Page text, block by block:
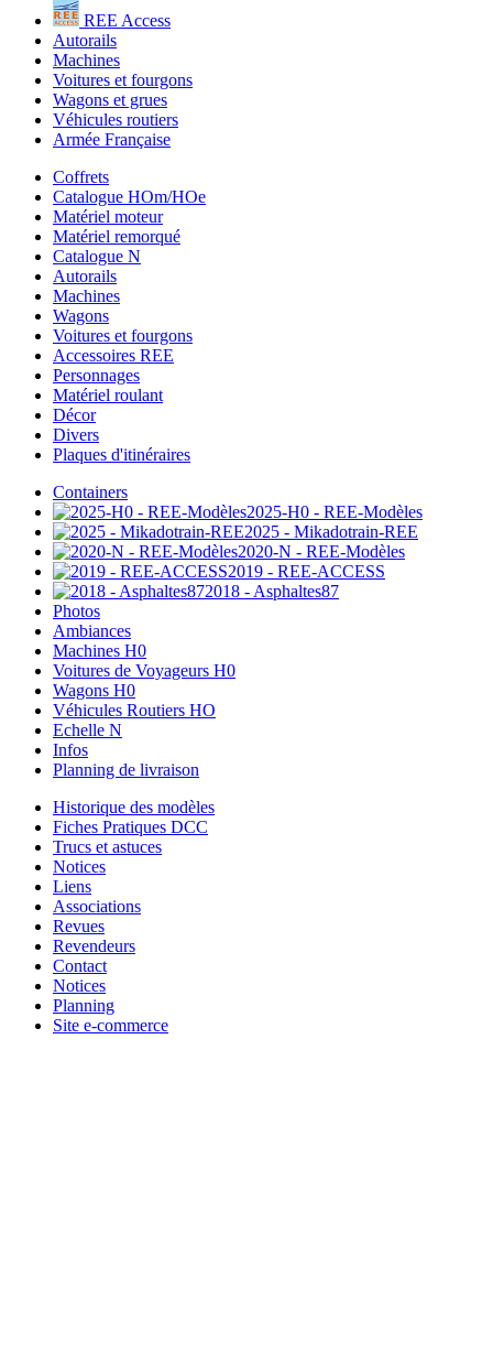
REE Access
Autorails
Machines
Voitures et fourgons
Wagons et grues
Véhicules routiers
Armée Française
Coffrets
Catalogue HOm/HOe
Matériel moteur
Matériel remorqué
Catalogue N
Autorails
Machines
Wagons
Voitures et fourgons
Accessoires REE
Personnages
Matériel roulant
Décor
Divers
Plaques d'itinéraires
Containers
2025-H0 - REE-Modèles
2025 - Mikadotrain-REE
2020-N - REE-Modèles
2019 - REE-ACCESS
2018 - Asphaltes87
Photos
Ambiances
Machines H0
Voitures de Voyageurs H0
Wagons H0
Véhicules Routiers HO
Echelle N
Infos
Planning de livraison
Historique des modèles
Fiches Pratiques DCC
Trucs et astuces
Notices
Liens
Associations
Revues
Revendeurs
Contact
Notices
Planning
Site e-commerce